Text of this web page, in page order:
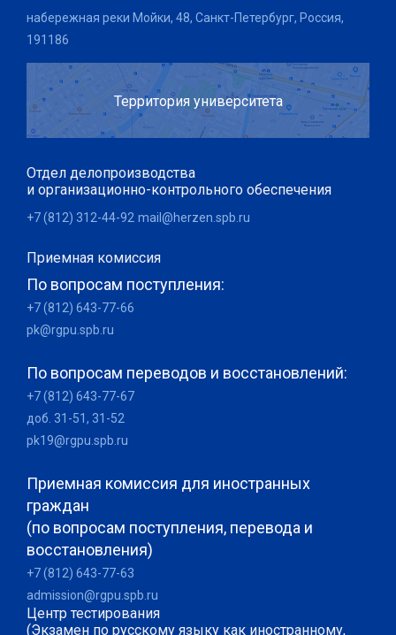
набережная реки Мойки, 48, Санкт-Петербург, Россия,
191186
Территория университета
Отдел делопроизводства
и организационно-контрольного обеспечения
+7 (812) 312-44-92 mail@herzen.spb.ru
Приемная комиссия
По вопросам поступления:
+7 (812) 643-77-66
pk@rgpu.spb.ru
По вопросам переводов и восстановлений:
+7 (812) 643-77-67
доб. 31-51, 31-52
pk19@rgpu.spb.ru
Приемная комиссия для иностранных
граждан
(по вопросам поступления, перевода и
восстановления)
+7 (812) 643-77-63
admission@rgpu.spb.ru
Центр тестирования
(Экзамен по русскому языку как иностранному,